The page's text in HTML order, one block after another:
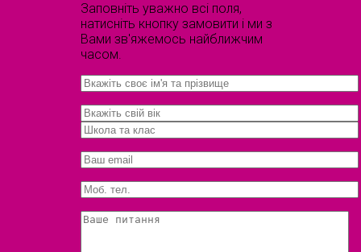
Заповніть уважно всі поля,
натисніть кнопку замовити і ми з
Вами зв'яжемось найближчим
часом.